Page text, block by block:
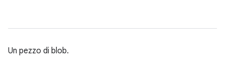
Un pezzo di blob.